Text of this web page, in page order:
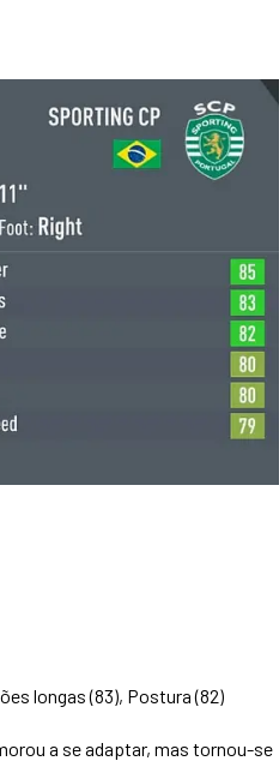
longas (83), Postura (82)
a se adaptar, mas tornou-se